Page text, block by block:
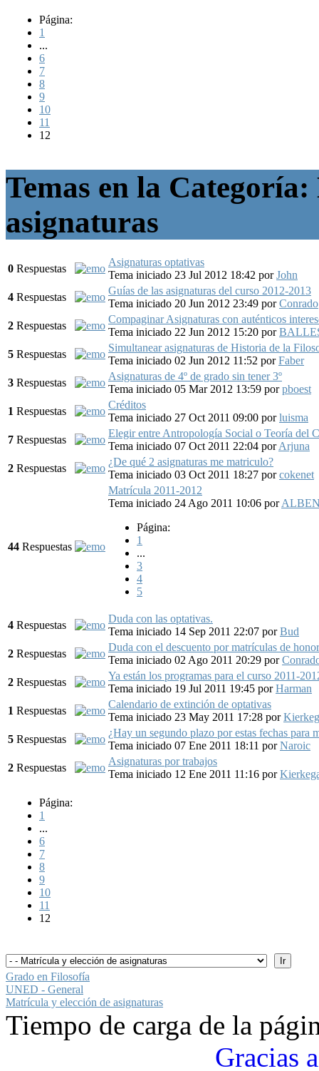
Página:
1
...
6
7
8
9
10
11
12
Temas en la
asignaturas
0 Respuestas
Asignaturas optativas
Tema iniciado 23 Jul 2012 18:42 porJohn
4 Respuestas
Guías de las asignaturas del curso 2012-2013
Tema iniciado 20 Jun 2012 23:49 porConrado
2 Respuestas
Compaginar Asignaturas con auténticos
Tema iniciado 22 Jun 2012 15:20 por
5 Respuestas
Simultanear asignaturas de Historia de la
Tema iniciado 02 Jun 2012 11:52 porFaber
3 Respuestas
Asignaturas de 4º de grado sin tener 3º
Tema iniciado 05 Mar 2012 13:59 porpboest
1 Respuestas
Créditos
Tema iniciado 27 Oct 2011 09:00 porluisma
7 Respuestas
Elegir entre Antropología Social o Teoría del
Tema iniciado 07 Oct 2011 22:04 porArjuna
2 Respuestas
¿De qué 2 asignaturas me matriculo?
Tema iniciado 03 Oct 2011 18:27 porcokenet
44 Respuestas
Matrícula 2011-2012
Tema iniciado 24 Ago 2011 10:06 por
Página:
1
...
3
4
5
4 Respuestas
Duda con las optativas.
Tema iniciado 14 Sep 2011 22:07 porBud
2 Respuestas
Duda con el descuento por matrículas de honor
Tema iniciado 02 Ago 2011 20:29 por
2 Respuestas
Ya están los programas para el curso 2011-
Tema iniciado 19 Jul 2011 19:45 porHarman
1 Respuestas
Calendario de extinción de optativas
Tema iniciado 23 May 2011 17:28 por
5 Respuestas
¿Hay un segundo plazo por estas fechas para
Tema iniciado 07 Ene 2011 18:11 porNaroic
2 Respuestas
Asignaturas por trabajos
Tema iniciado 12 Ene 2011 11:16 por
Página:
1
...
6
7
8
9
10
11
12
Grado en Filosofía
UNED - General
Matrícula y elección de asignaturas
Tiempo de carga de la
Gracias a